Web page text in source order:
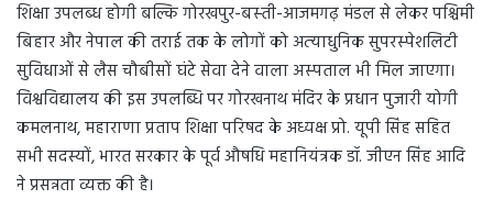
शिक्षा उपलब्‍ध होगी बल्कि गोरखपुर-बस्‍ती-आजमगढ़ मंडल से लेकर पश्चिमी
बिहार और नेपाल की तराई तक के लोगों को अत्‍याधुनिक सुपरस्‍पेशलिटी
सुविधाओं से लैस चौबीसों घंटे सेवा देने वाला अस्‍पताल भी मिल जाएगा।
विश्वविद्यालय की इस उपलब्धि पर गोरखनाथ मंदिर के प्रधान पुजारी योगी
कमलनाथ, महाराणा प्रताप शिक्षा परिषद के अध्यक्ष प्रो. यूपी सिंह सहित
सभी सदस्यों, भारत सरकार के पूर्व औषधि महानियंत्रक डॉ. जीएन सिंह आदि
ने प्रसन्नता व्यक्त की है।